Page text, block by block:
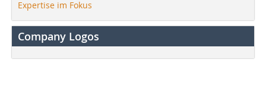
Expertise im Fokus
Company Logos